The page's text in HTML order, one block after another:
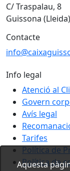
C/ Traspalau, 8
Guissona
Contacte
Info legal
Atenció al
Govern
Avís legal
Tarifes
Política de
Política de
Aquesta